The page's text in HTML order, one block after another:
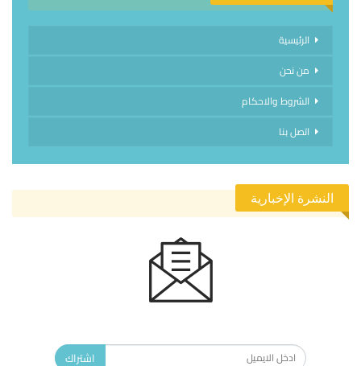
الرئيسية
من نحن
الشروط والاحكام
اتصل بنا
النشرة الإخبارية
اشتراك